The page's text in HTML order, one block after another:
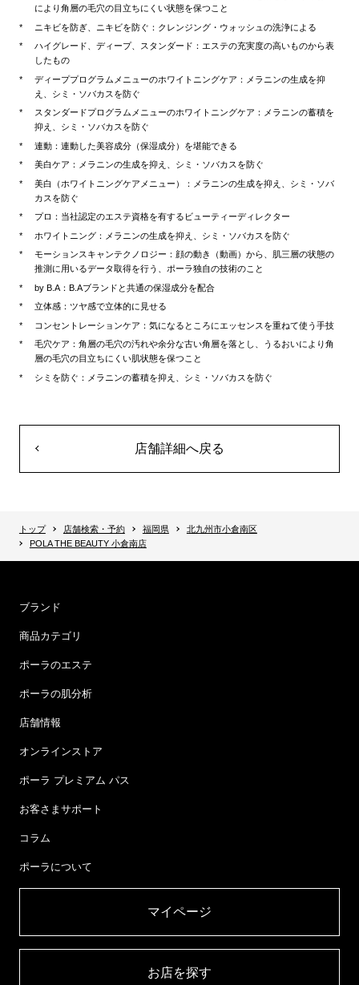
により角層の毛穴の目立ちにくい状態を保つこと
ニキビを防ぎ、ニキビを防ぐ：クレンジング・ウォッシュの洗浄による
ハイグレード、ディープ、スタンダード：エステの充実度の高いものから表
したもの
ディーププログラムメニューのホワイトニングケア：メラニンの生成を抑
え、シミ・ソバカスを防ぐ
スタンダードプログラムメニューのホワイトニングケア：メラニンの蓄積を
抑え、シミ・ソバカスを防ぐ
連動：連動した美容成分（保湿成分）を堪能できる
美白ケア：メラニンの生成を抑え、シミ・ソバカスを防ぐ
美白（ホワイトニングケアメニュー）：メラニンの生成を抑え、シミ・ソバ
カスを防ぐ
プロ：当社認定のエステ資格を有するビューティーディレクター
ホワイトニング：メラニンの生成を抑え、シミ・ソバカスを防ぐ
モーションスキャンテクノロジー：顔の動き（動画）から、肌三層の状態の
推測に用いるデータ取得を行う、ポーラ独自の技術のこと
by B.A：B.Aブランドと共通の保湿成分を配合
立体感：ツヤ感で立体的に見せる
コンセントレーションケア：気になるところにエッセンスを重ねて使う手技
毛穴ケア：角層の毛穴の汚れや余分な古い角層を落とし、うるおいにより角
層の毛穴の目立ちにくい肌状態を保つこと
シミを防ぐ：メラニンの蓄積を抑え、シミ・ソバカスを防ぐ
店舗詳細へ戻る
トップ 店舗検索・予約 福岡県
北九州市小倉南区
POLA THE BEAUTY 小倉南店
ブランド
商品カテゴリ
ポーラのエステ
ポーラの肌分析
店舗情報
オンラインストア
ポーラ プレミアム パス
お客さまサポート
コラム
ポーラについて
マイページ​
お店を探す​